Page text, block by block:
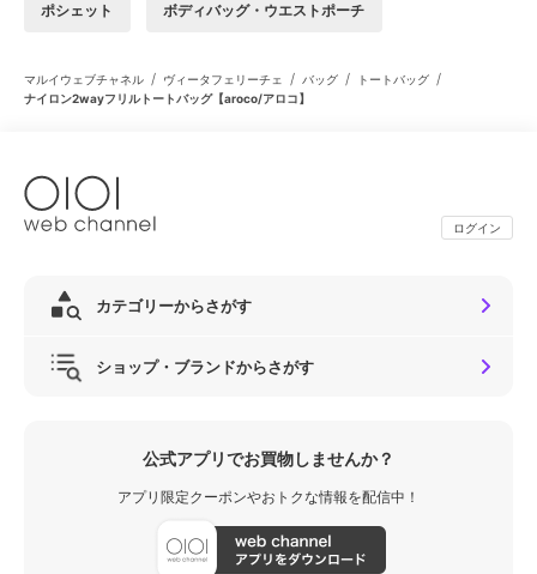
ポシェット ボディバッグ・ウエストポーチ
マルイウェブチャネル / ヴィータフェリーチェ / バッグ / トートバッグ /
ナイロン2wayフリルトートバッグ【aroco/アロコ】
ログイン
カテゴリーからさがす
ショップ・ブランドからさがす
公式アプリでお買物しませんか？
アプリ限定クーポンやおトクな情報を配信中！